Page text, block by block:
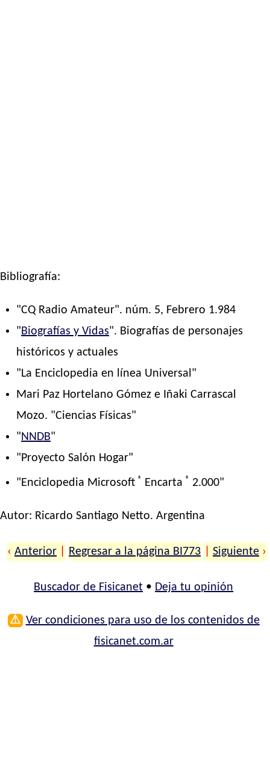
Bibliografía:
"CQ Radio Amateur". núm. 5, Febrero 1.984
"Biografías y Vidas". Biografías de personajes
históricos y actuales
"La Enciclopedia en línea Universal"
Mari Paz Hortelano Gómez e Iñaki Carrascal
Mozo. "Ciencias Físicas"
"NNDB"
"Proyecto Salón Hogar"
"Enciclopedia Microsoft ® Encarta ® 2.000"
Autor: Ricardo Santiago Netto. Argentina
‹ Anterior Regresar a la página BI773 Siguiente ›
Buscador de Fisicanet • Deja tu opinión
⚠ Ver condiciones para uso de los contenidos de
fisicanet.com.ar